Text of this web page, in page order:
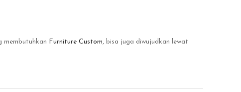
membutuhkan Furniture Custom, bisa juga diwujudkan lewat